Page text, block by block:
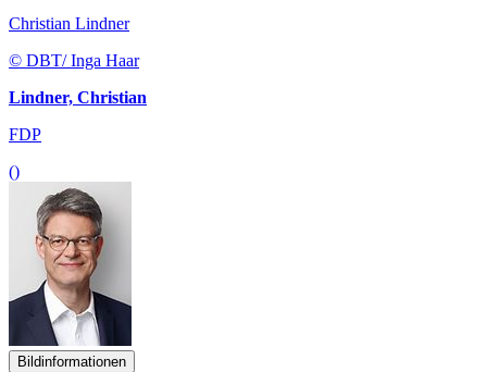
Christian Lindner
© DBT/ Inga Haar
Lindner, Christian
FDP
()
Bildinformationen